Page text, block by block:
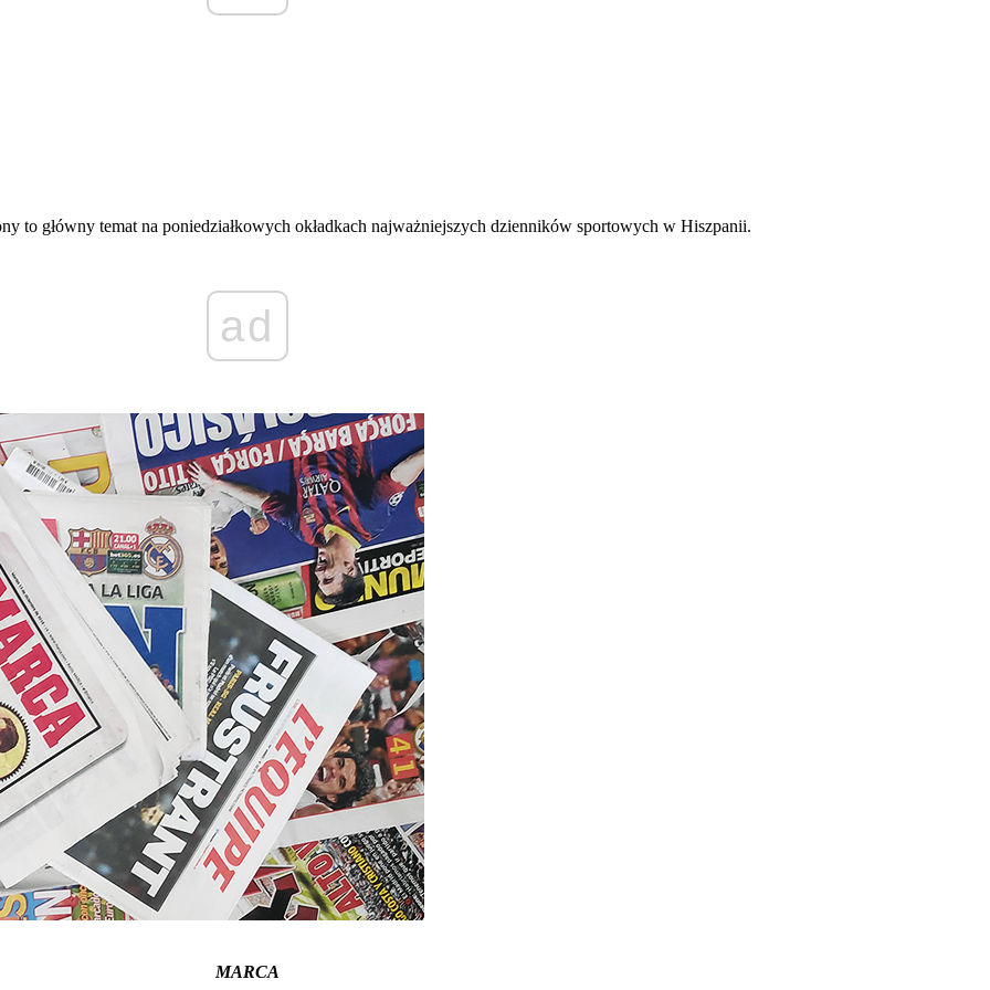
to główny temat na poniedziałkowych okładkach najważniejszych dzienników sportowych w Hiszpanii.
ad
MARCA